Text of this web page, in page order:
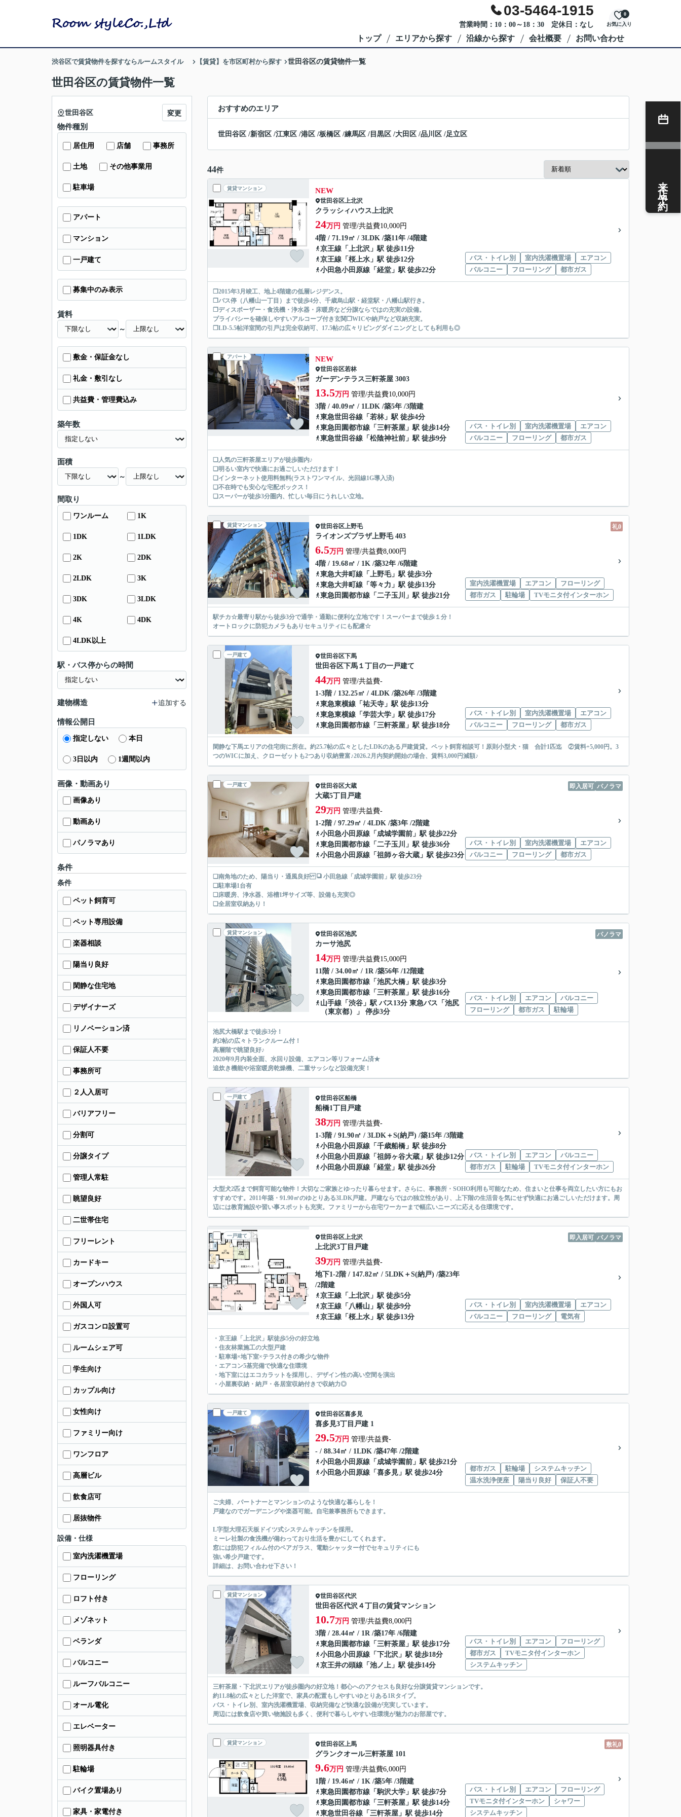
03-5464-1915
営業時間：10：00～18：30 定休日：なし お気に入り
0
トップ エリアから探す 沿線から探す 会社概要 お問い合わせ
渋谷区で賃貸物件を探すならルームスタイル 【賃貸】を市区町村から探す 世田谷区の賃貸物件一覧
世田谷区の賃貸物件一覧
おすすめのエリア
世田谷区 /新宿区 /江東区 /港区 /板橋区 /練馬区 / 目黒区 /大田区 /品川区 /足立区
44件
賃貸マンション NEW
世田谷区上北沢
クラッシィハウス上北沢
24万円 管理/共益費10,000円
4階 / 71.19㎡ / 3LDK /築11年 /4階建
京王線 「 上北沢 」駅 徒歩11分
京王線 「 桜上水 」駅 徒歩12分
小田急小田原線 「 経堂 」駅 徒歩22分
バス・トイレ別 室内洗濯機置場
エアコン
バルコニー
フローリング 都市ガス
❒2015年3月竣工、地上4階建の低層レジデンス。
❒バス停（八幡山一丁目）まで徒歩4分、千歳烏山駅・経堂駅・八幡山駅行き。
❒ディスポーザー・食洗機・浄水器・床暖房など分譲ならではの充実の設備。
プライバシーを確保しやすいアルコーブ付き玄関❒WICや納戸など収納充実。
❒LD-5.5帖洋室間の引戸は完全収納可、17.5帖の広々リビングダイニングとしても利用も◎
アパート NEW
世田谷区若林
ガーデンテラス三軒茶屋 3003
13.5万円 管理/共益費10,000円
3階 / 40.09㎡ / 1LDK /築5年 /3階建
東急世田谷線 「 若林」駅 徒歩4分
東急田園都市線 「 三軒茶屋 」駅 徒歩14分
東急世田谷線 「 松陰神社前 」駅 徒歩9分
バス・トイレ別 室内洗濯機置場
エアコン
バルコニー
フローリング 都市ガス
❑人気の三軒茶屋エリアが徒歩圏内♪
❑明るい室内で快適にお過ごしいただけます！
❑インターネット使用料無料(ラストワンマイル、光回線1G導入済)
❏不在時でも安心な宅配ボックス！
❏スーパーが徒歩3分圏内、忙しい毎日にうれしい立地。
賃貸マンション 礼0
世田谷区上野毛
ライオンズプラザ上野毛 403
6.5万円 管理/共益費8,000円
4階 / 19.68㎡ / 1K /築32年 /6階建
東急大井町線 「 上野毛」駅 徒歩3分
東急大井町線 「 等々力 」駅 徒歩13分
東急田園都市線 「 二子玉川 」駅 徒歩21分
室内洗濯機置場 エアコン
フローリング
都市ガス
駐輪場 TVモニタ付インターホン
駅チカ☆最寄り駅から徒歩3分で通学・通勤に便利な立地です！スーパーまで徒歩１分！
オートロックに防犯カメラもありセキュリティにも配慮☆
一戸建て 世田谷区下馬
世田谷区下馬１丁目の一戸建て
44万円 管理/共益費-
1-3階 / 132.25㎡ / 4LDK /築26年 /3階建
東急東横線 「 祐天寺 」駅 徒歩13分
東急東横線 「 学芸大学 」駅 徒歩17分
東急田園都市線 「 三軒茶屋 」駅 徒歩18分
バス・トイレ別 室内洗濯機置場
エアコン
バルコニー
フローリング 都市ガス
閑静な下馬エリアの住宅街に所在。約25.7帖の広々としたLDKのある戸建賃貸。ペット飼育相談可！原則小型犬・猫 合計1匹迄 ②賃料+5,000円。3
つのWICに加え、クローゼットも2つあり収納豊富♪2026.2月内契約開始の場合、賃料3,000円減額♪
一戸建て 即入居可 パノラマ
世田谷区大蔵
大蔵5丁目戸建
29万円 管理/共益費-
1-2階 / 97.29㎡ / 4LDK /築3年 /2階建
小田急小田原線 「 成城学園前 」駅 徒歩22分
東急田園都市線 「 二子玉川
」駅 徒歩36分
小田急小田原線 「 祖師ヶ谷大蔵 」駅 徒歩23分
バス・トイレ別 室内洗濯機置場
エアコン
バルコニー
フローリング 都市ガス
❑南角地のため、陽当り・通風良好 ❑ 小田急線「成城学園前」駅 徒歩23分
❑駐車場1台有
❑床暖房、浄水器、浴槽1坪サイズ等、設備も充実◎
❑全居室収納あり！
賃貸マンション パノラマ
世田谷区池尻
カーサ池尻
14万円 管理/共益費15,000円
11階 / 34.00㎡ / 1R /築56年 /12階建
東急田園都市線 「 池尻大橋 」駅 徒歩3分
東急田園都市線 「 三軒茶屋 」駅 徒歩16分
山手線 「 渋谷 」駅 バス13分 東急バス「池尻
（東京都）」 停歩3分
バス・トイレ別 エアコン
バルコニー
フローリング
都市ガス 駐輪場
池尻大橋駅まで徒歩3分！
約2帖の広々トランクルーム付！
高層階で眺望良好♪
2020年9月内装全面、水回り設備、エアコン等リフォーム済★
追炊き機能や浴室暖房乾燥機、二重サッシなど設備充実！
一戸建て 世田谷区船橋
船橋1丁目戸建
38万円 管理/共益費-
1-3階 / 91.90㎡ / 3LDK＋S(納戸) /築15年 /3階建
小田急小田原線 「 千歳船橋 」駅 徒歩8分
小田急小田原線 「 祖師ヶ谷大蔵 」駅 徒歩12分
小田急小田原線 「 経堂 」駅 徒歩26分
バス・トイレ別 エアコン
バルコニー
都市ガス
駐輪場 TVモニタ付インターホン
大型犬2匹まで飼育可能な物件！大切なご家族とゆったり暮らせます。さらに、事務所・SOHO利用も可能なため、住まいと仕事を両立したい方にもお
すすめです。2011年築・91.90㎡のゆとりある3LDK戸建。戸建ならではの独立性があり、上下階の生活音を気にせず快適にお過ごしいただけます。周
辺には教育施設や習い事スポットも充実。ファミリーから在宅ワーカーまで幅広いニーズに応える住環境です。
一戸建て 即入居可 パノラマ
世田谷区上北沢
上北沢3丁目戸建
39万円 管理/共益費-
地下1-2階 / 147.82㎡ / 5LDK＋S(納戸) /築23年
/2階建
京王線 「 上北沢 」駅 徒歩5分
京王線 「 八幡山 」駅 徒歩9分
京王線 「 桜上水 」駅 徒歩13分
バス・トイレ別 室内洗濯機置場
エアコン
バルコニー
フローリング 電気有
・京王線「上北沢」駅徒歩5分の好立地
・住友林業施工の大型戸建
・駐車場×地下室×テラス付きの希少な物件
・エアコン5基完備で快適な住環境
・地下室にはエコカラットを採用し、デザイン性の高い空間を演出
・小屋裏収納・納戸・各居室収納付きで収納力◎
一戸建て 世田谷区喜多見
喜多見3丁目戸建 1
29.5万円 管理/共益費-
- / 88.34㎡ / 1LDK /築47年 /2階建
小田急小田原線 「 成城学園前 」駅 徒歩21分
小田急小田原線 「 喜多見 」駅 徒歩24分
都市ガス 駐輪場
システムキッチン
温水洗浄便座
陽当り良好 保証人不要
ご夫婦、パートナーとマンションのような快適な暮らしを！
戸建なのでガーデニングや楽器可能。自宅兼事務所もできます。
L字型大理石天板ドイツ式システムキッチンを採用。
ミーレ社製の食洗機が備わっており生活を豊かにしてくれます。
窓には防犯フィルム付のペアガラス、電動シャッター付でセキュリティにも
強い希少戸建です。
詳細は、お問い合わせ下さい！
賃貸マンション 世田谷区代沢
世田谷区代沢４丁目の賃貸マンション
10.7万円 管理/共益費8,000円
3階 / 28.44㎡ / 1R /築17年 /6階建
東急田園都市線 「 三軒茶屋 」駅 徒歩17分
小田急小田原線 「 下北沢 」駅 徒歩18分
京王井の頭線 「 池ノ上 」駅 徒歩14分
バス・トイレ別 エアコン
フローリング
都市ガス
TVモニタ付インターホン
システムキッチン
三軒茶屋・下北沢エリアが徒歩圏内の好立地！都心へのアクセスも良好な分譲賃貸マンションです。
約11.8帖の広々とした洋室で、家具の配置もしやすいゆとりある1Rタイプ。
バス・トイレ別、室内洗濯機置場、収納完備など快適な設備が充実しています。
周辺には飲食店や買い物施設も多く、便利で暮らしやすい住環境が魅力のお部屋です。
賃貸マンション 敷礼0
世田谷区上馬
グランクオール三軒茶屋 101
9.6万円 管理/共益費6,000円
1階 / 19.46㎡ / 1K /築5年 /3階建
東急田園都市線 「駒沢大学 」駅 徒歩7分
東急田園都市線 「 三軒茶屋 」駅 徒歩14分
東急世田谷線 「 三軒茶屋 」駅 徒歩14分
バス・トイレ別 エアコン
フローリング
TVモニタ付インターホン
シャワー
システムキッチン
世田谷区 変更
物件種別
居住用 店舗 事務所
土地 その他事業用
駐車場
アパート
マンション
一戸建て
募集中のみ表示
賃料
～
敷金・保証金なし
礼金・敷引なし
共益費・管理費込み
築年数
面積
～
間取り
ワンルーム 1K
1DK 1LDK
2K 2DK
2LDK 3K
3DK 3LDK
4K 4DK
4LDK以上
駅・バス停からの時間
建物構造 追加する
情報公開日
指定しない 本日
3日以内 1週間以内
画像・動画あり
画像あり
動画あり
パノラマあり
条件
条件
ペット飼育可
ペット専用設備
楽器相談
陽当り良好
閑静な住宅地
デザイナーズ
リノベーション済
保証人不要
事務所可
２人入居可
バリアフリー
分割可
分譲タイプ
管理人常駐
眺望良好
二世帯住宅
フリーレント
カードキー
オープンハウス
外国人可
ガスコンロ設置可
ルームシェア可
学生向け
カップル向け
女性向け
ファミリー向け
ワンフロア
高層ビル
飲食店可
居抜物件
設備・仕様
室内洗濯機置場
フローリング
ロフト付き
メゾネット
ベランダ
バルコニー
ルーフバルコニー
オール電化
エレベーター
照明器具付き
駐輪場
バイク置場あり
家具・家電付き
来店予約